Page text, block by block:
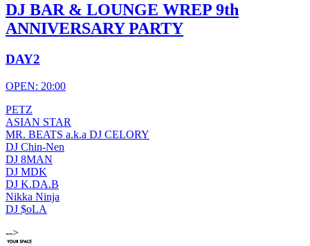
DJ BAR & LOUNGE WREP 9th
ANNIVERSARY PARTY
DAY2
OPEN: 20:00
PETZ
ASIAN STAR
MR. BEATS a.k.a DJ CELORY
DJ Chin-Nen
DJ 8MAN
DJ MDK
DJ K.DA.B
Nikka Ninja
DJ $oLA
-->